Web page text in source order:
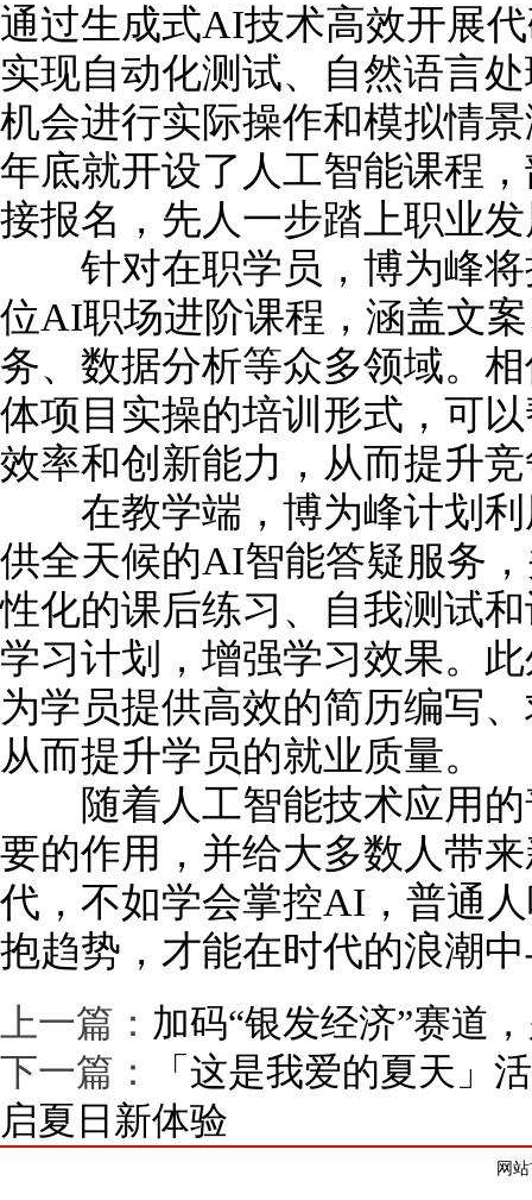
通过生成式AI技术高效开展
实现自动化测试、自然语言
机会进行实际操作和模拟情
年底就开设了人工智能课程
接报名，先人一步踏上职业
针对在职学员，博为峰将
位AI职场进阶课程，涵盖文
务、数据分析等众多领域。
体项目实操的培训形式，可
效率和创新能力，从而提升
在教学端，博为峰计划利
供全天候的AI智能答疑服务
性化的课后练习、自我测试
学习计划，增强学习效果。
为学员提供高效的简历编写
从而提升学员的就业质量。
随着人工智能技术应用的
要的作用，并给大多数人带
代，不如学会掌控AI，普通
抱趋势，才能在时代的浪潮
上一篇： 加码“银发经济”赛道
下一篇：
「这是我爱的夏天」
启夏日新体验
网